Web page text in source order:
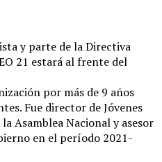
y parte de la Directiva
21 estará al frente del
por más de 9 años
Fue director de Jóvenes
Asamblea Nacional y asesor
en el período 2021-